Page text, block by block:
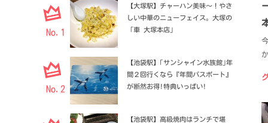
No.1
【大塚駅】チャーハン美味〜！やさ
しい中華のニューフェイス。大塚の
「車 大塚本店」
No.2
【池袋駅】｢サンシャイン水族館｣年
間２回行くなら『年間パスポート』
が断然お得!特典いっぱい!
【池袋駅】高級焼肉はランチで堪